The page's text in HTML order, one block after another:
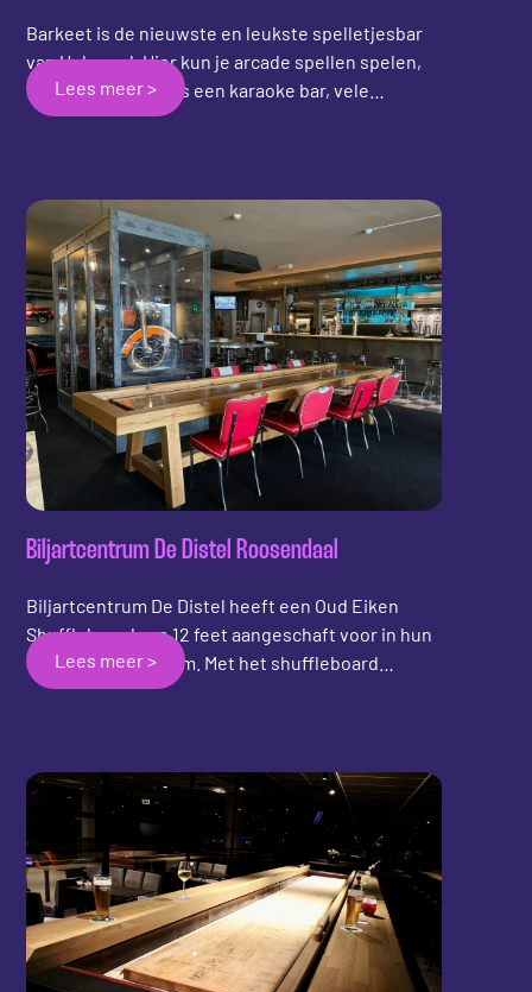
Barkeet is de nieuwste en leukste spelletjesbar
van Helmond. Hier kun je arcade spellen spelen,
een potje pool, er is een karaoke bar, vele
bordspellen en nu ook een spelletje
Barkeet is een prachtige bar, gerund door een
jonge ambitieuze ondernemer en zijn vader.
Shuffly wenst Barkeet heel veel plezier met het
nieuwe shuffleboard!
Lees meer >
Biljartcentrum De Distel Roosendaal
Biljartcentrum De Distel heeft een Oud Eiken
Shuffleboard van 12 feet aangeschaft voor in hun
grote biljartcentrum. Met het shuffleboard
kunnen ze biljart klanten ook een andere en
langer aanwezig blijven en hebben klanten een
activiteit als ze staan te wachten op een pooltafel
of biljarttafel.
Lees meer >